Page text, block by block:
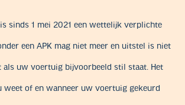
sinds 1 mei 2021 een wettelijk verplichte
een APK mag niet meer en uitstel is niet
als uw voertuig bijvoorbeeld stil staat. Het
weet of en wanneer uw voertuig gekeurd